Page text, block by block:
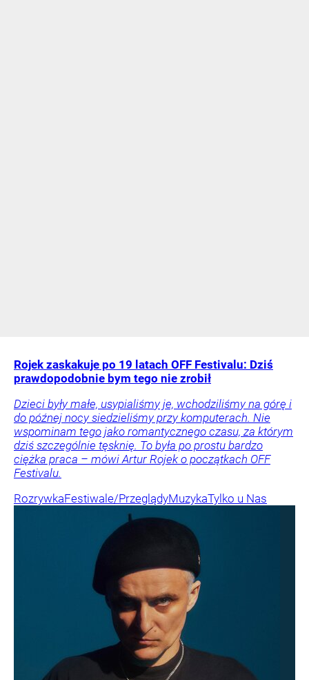
Rojek zaskakuje po 19 latach OFF Festivalu: Dziś
prawdopodobnie bym tego nie zrobił
Dzieci były małe, usypialiśmy je, wchodziliśmy na górę i
do późnej nocy siedzieliśmy przy komputerach. Nie
wspominam tego jako romantycznego czasu, za którym
dziś szczególnie tęsknię. To była po prostu bardzo
ciężka praca – mówi Artur Rojek o początkach OFF
Festivalu.
RozrywkaFestiwale/PrzeglądyMuzykaTylko u Nas